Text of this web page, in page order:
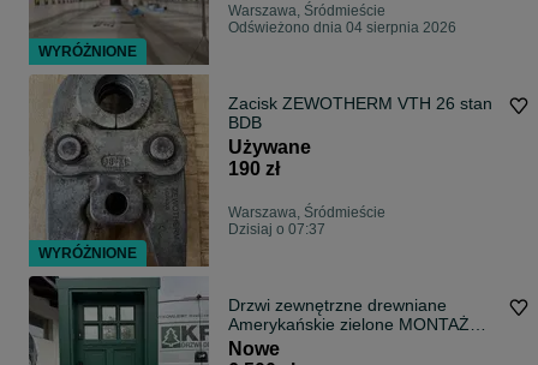
Warszawa, Śródmieście
Odświeżono dnia 04 sierpnia 2026
Zacisk ZEWOTHERM VTH 26 stan
BDB
Używane
190 zł
Warszawa, Śródmieście
Dzisiaj o 07:37
Drzwi zewnętrzne drewniane
Amerykańskie zielone MONTAŻ
Cała Polska
Nowe
WYRÓŻNIONE
WYRÓŻNIONE